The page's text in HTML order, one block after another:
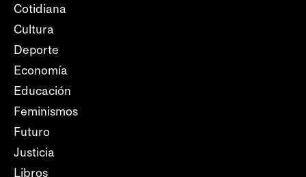
Cotidiana
Cultura
Deporte
Economía
Educación
Feminismos
Futuro
Justicia
Libros